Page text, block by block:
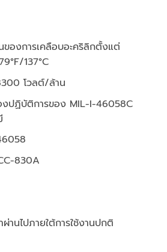
องการเคลือบอะคริลิกตั้งแต่
137°C
โวลต์/ล้าน
งปฏิบัติการของ MIL-I-46058C
830A
ผ่านไปภายใต้การใช้งานปกติ